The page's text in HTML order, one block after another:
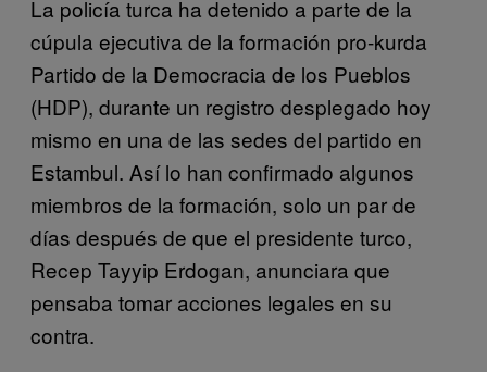
La policía turca ha detenido a parte de la
cúpula ejecutiva de la formación pro-kurda
Partido de la Democracia de los Pueblos
(HDP), durante un registro desplegado hoy
mismo en una de las sedes del partido en
Estambul. Así lo han confirmado algunos
miembros de la formación, solo un par de
días después de que el presidente turco,
Recep Tayyip Erdogan, anunciara que
pensaba tomar acciones legales en su
contra.